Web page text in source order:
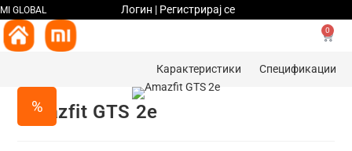
MI GLOBAL Логин | Регистрирај се
0
Карактеристики Спецификации
%
Amazfit GTS 2e